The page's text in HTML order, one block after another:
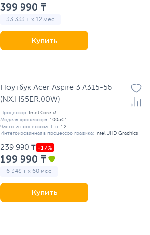
399 990 ₸
33 333 ₸ x 12 мес
Купить
Ноутбук Acer Aspire 3 A315-56
(NX.HS5ER.00W)
Процессор: Intel Core i3
Модель процессора: 1005G1
Частота процессора, ГГц: 1.2
Интегрированная в процессор графика: Intel UHD Graphics
239 990 ₸
199 990 ₸
6 348 ₸ x 60 мес
Купить